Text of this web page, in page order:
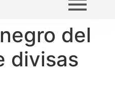
del
divisas